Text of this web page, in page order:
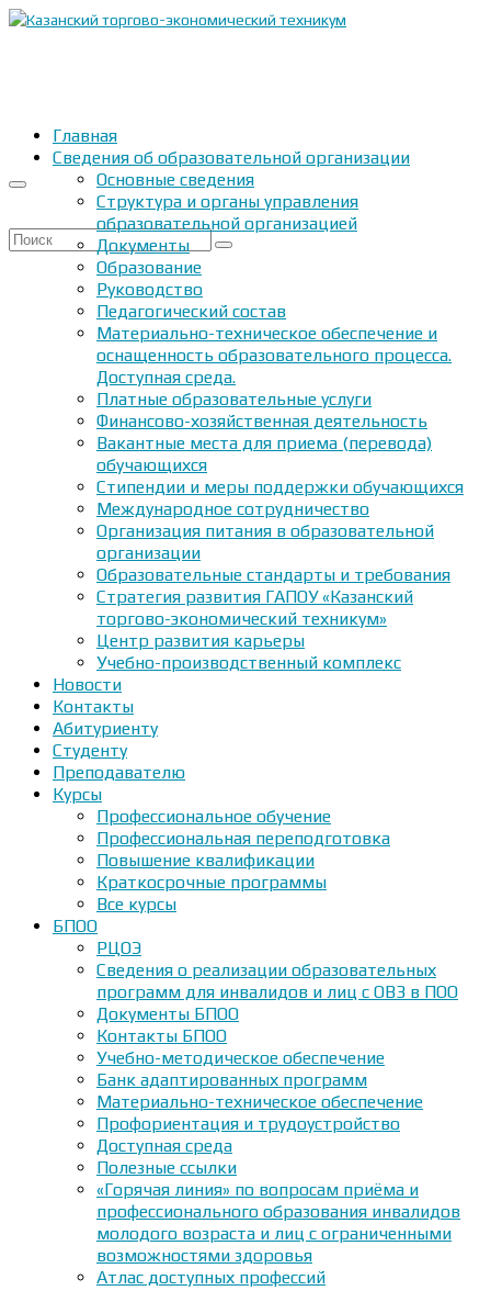
Искать:
Главная
Сведения об образовательной организации
Основные сведения
Структура и органы управления
образовательной организацией
Документы
Образование
Руководство
Педагогический состав
Материально-техническое обеспечение и
оснащенность образовательного процесса.
Доступная среда.
Платные образовательные услуги
Финансово-хозяйственная деятельность
Вакантные места для приема (перевода)
обучающихся
Стипендии и меры поддержки обучающихся
Международное сотрудничество
Организация питания в образовательной
организации
Образовательные стандарты и требования
Стратегия развития ГАПОУ «Казанский
торгово-экономический техникум»
Центр развития карьеры
Учебно-производственный комплекс
Новости
Контакты
Абитуриенту
Студенту
Преподавателю
Курсы
Профессиональное обучение
Профессиональная переподготовка
Повышение квалификации
Краткосрочные программы
Все курсы
БПОО
РЦОЭ
Сведения о реализации образовательных
программ для инвалидов и лиц с ОВЗ в ПОО
Документы БПОО
Контакты БПОО
Учебно-методическое обеспечение
Банк адаптированных программ
Материально-техническое обеспечение
Профориентация и трудоустройство
Доступная среда
Полезные ссылки
«Горячая линия» по вопросам приёма и
профессионального образования инвалидов
молодого возраста и лиц с ограниченными
возможностями здоровья
Атлас доступных профессий